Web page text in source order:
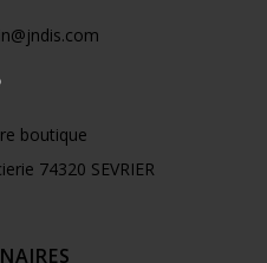
boutique
74320 SEVRIER